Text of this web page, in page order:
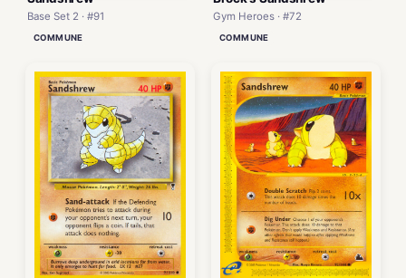
Base Set 2 · #91
COMMUNE
Gym Heroes · #72
COMMUNE